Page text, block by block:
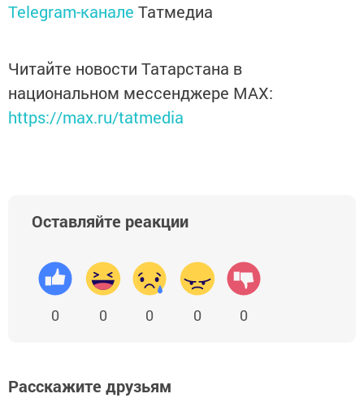
Telegram-канале Татмедиа
Читайте новости Татарстана в
национальном мессенджере MАХ:
https://max.ru/tatmedia
Оставляйте реакции
0 0 0 0 0
Расскажите друзьям